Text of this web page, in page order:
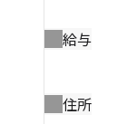
給与
住所